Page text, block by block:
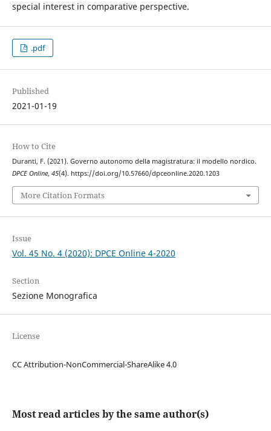
special interest in comparative perspective.
.pdf
Published
2021-01-19
How to Cite
Duranti, F. (2021). Governo autonomo della magistratura: il modello nordico.
DPCE Online, 45(4). https://doi.org/10.57660/dpceonline.2020.1203
More Citation Formats
Issue
Vol. 45 No. 4 (2020): DPCE Online 4-2020
Section
Sezione Monografica
License
CC Attribution-NonCommercial-ShareAlike 4.0
Most read articles by the same author(s)